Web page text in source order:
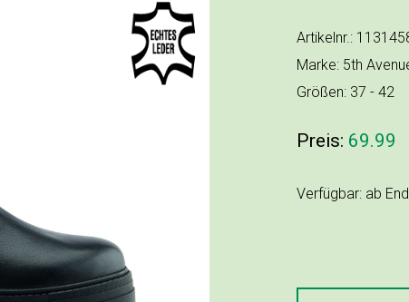
Artikelnr.:
Marke: 5th
Größen: 37 - 42
Preis: 69.99
Verfügbar: ab